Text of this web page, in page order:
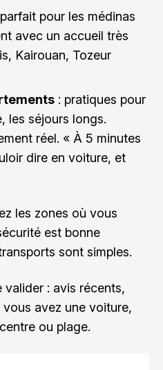
pour les médinas
avec un accueil très
Kairouan, Tozeur
: pratiques pour
les séjours longs.
réel. « À 5 minutes
dire en voiture, et
les zones où vous
est bonne
sont simples.
: avis récents,
avez une voiture,
ou plage.